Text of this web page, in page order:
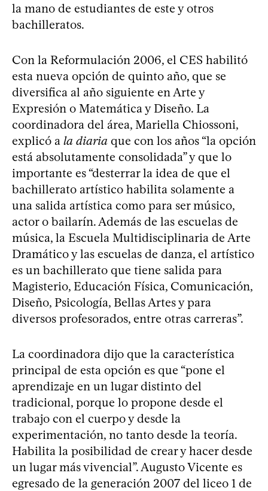
la mano de estudiantes de este y otros
bachilleratos.
Con la Reformulación 2006, el CES habilitó
esta nueva opción de quinto año, que se
diversifica al año siguiente en Arte y
Expresión o Matemática y Diseño. La
coordinadora del área, Mariella Chiossoni,
explicó a la diaria que con los años “la opción
está absolutamente consolidada” y que lo
importante es “desterrar la idea de que el
bachillerato artístico habilita solamente a
una salida artística como para ser músico,
actor o bailarín. Además de las escuelas de
música, la Escuela Multidisciplinaria de Arte
Dramático y las escuelas de danza, el artístico
es un bachillerato que tiene salida para
Magisterio, Educación Física, Comunicación,
Diseño, Psicología, Bellas Artes y para
diversos profesorados, entre otras carreras”.
La coordinadora dijo que la característica
principal de esta opción es que “pone el
aprendizaje en un lugar distinto del
tradicional, porque lo propone desde el
trabajo con el cuerpo y desde la
experimentación, no tanto desde la teoría.
Habilita la posibilidad de crear y hacer desde
un lugar más vivencial”. Augusto Vicente es
egresado de la generación 2007 del liceo 1 de